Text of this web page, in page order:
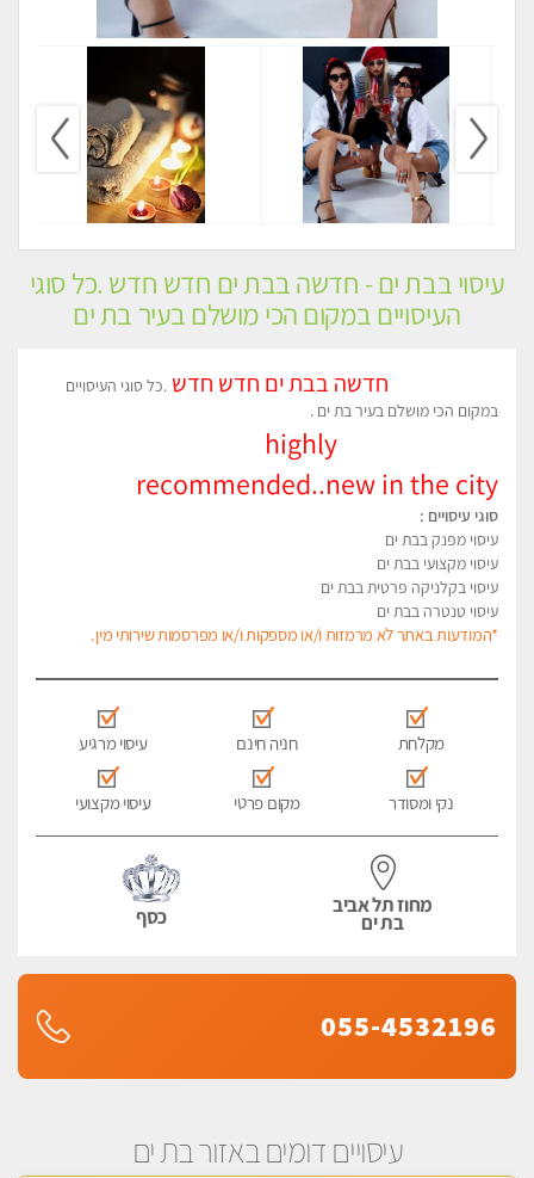
עיסוי בבת ים - חדשה בבת ים חדש חדש .כל סוגי
העיסויים במקום הכי מושלם בעיר בת ים
חדשה בבת ים חדש חדש .כל סוגי העיסויים
במקום הכי מושלם בעיר בת ים .
highly
recommended..new in the city
סוגי עיסויים :
עיסוי מפנק בבת ים
עיסוי מקצועי בבת ים
עיסוי בקלניקה פרטית בבת ים
עיסוי טנטרה בבת ים
*המודעות באתר לא מרמזות ו/או מספקות ו/או מפרסמות שירותי מין.
מקלחת חניה חינם עיסוי מרגיע
נקי ומסודר מקום פרטי עיסוי מקצועי
מחוז תל אביב
בת ים כסף
055-4532196
עיסויים דומים באזור בת ים